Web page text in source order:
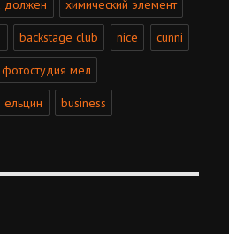
должен химический элемент
backstage club nice cunni
фотостудия мел
ельцин business